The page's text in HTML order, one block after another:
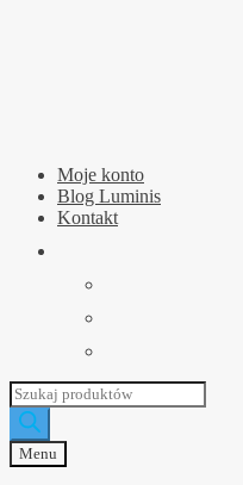
Moje konto
Blog Luminis
Kontakt
Wyszukiwarka
produktów
Menu